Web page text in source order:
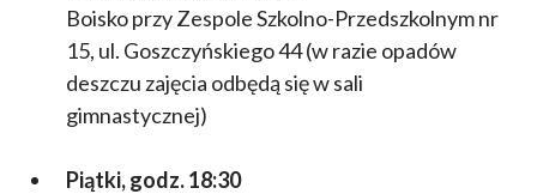
Boisko przy Zespole Szkolno-Przedszkolnym nr
15, ul. Goszczyńskiego 44 (w razie opadów
deszczu zajęcia odbędą się w sali
gimnastycznej)
Piątki, godz. 18:30